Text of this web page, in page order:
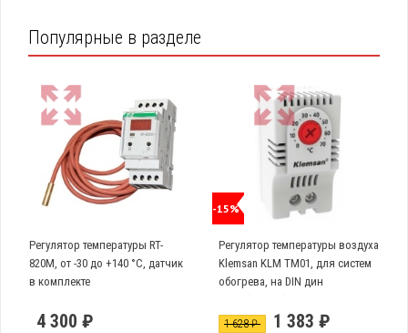
Популярные в разделе
Регулятор температуры RT-
820M, от -30 до +140 °С, датчик
в комплекте
4 300 ₽
-15%
Регулятор температуры воздуха
Klemsan KLM TM01, для систем
обогрева, на DIN дин
1 628 ₽ 1 383 ₽